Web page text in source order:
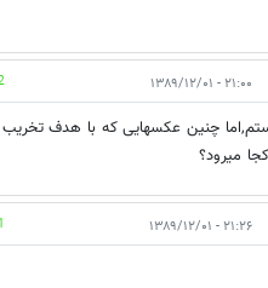
۲۱:۰۰ - ۱۳۸۹/۱۲/۰۱
چنین عکسهایی که با هدف
میرود؟
۲۱:۲۶ - ۱۳۸۹/۱۲/۰۱